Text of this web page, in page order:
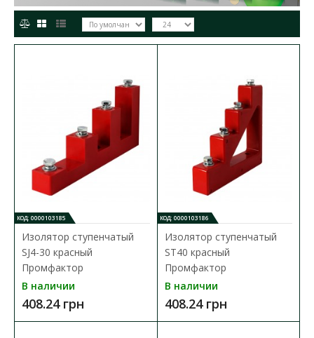
КОД: 0000103185
Изолятор ступенчатый
SJ4-30 красный
Промфактор
В наличии
408.24 грн
КОД: 0000103186
Изолятор ступенчатый
ST40 красный
Промфактор
В наличии
408.24 грн